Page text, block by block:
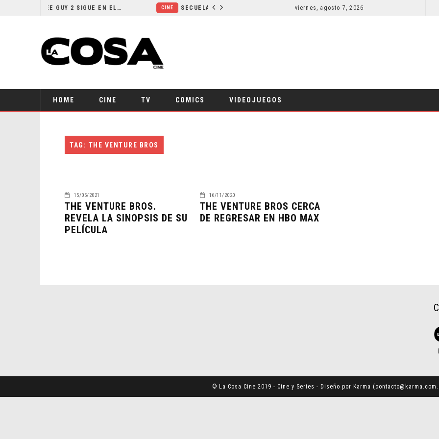
¿POR QUÉ FREE GUY 2 SIGUE EN EL LIMBO? CINE
viernes, agosto 7, 2026
HOME CINE TV COMICS VIDEOJUEGOS
TAG: THE VENTURE BROS
15/05/2021
THE VENTURE BROS.
REVELA LA SINOPSIS DE SU
PELÍCULA
16/11/2020
THE VENTURE BROS CERCA
DE REGRESAR EN HBO MAX
© La Cosa Cine 2019 - Cine y Series - Diseño por Karma (